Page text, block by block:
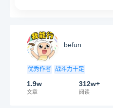
befun
优秀作者 战斗力十足
1.9w
文章
312w+
阅读